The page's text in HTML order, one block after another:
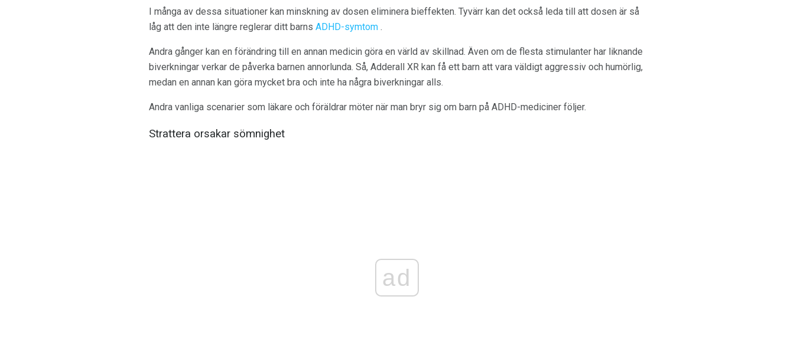
I många av dessa situationer kan minskning av dosen eliminera bieffekten. Tyvärr kan det också leda till att dosen är så
låg att den inte längre reglerar ditt barns ADHD-symtom .
Andra gånger kan en förändring till en annan medicin göra en värld av skillnad. Även om de flesta stimulanter har liknande
biverkningar verkar de påverka barnen annorlunda. Så, Adderall XR kan få ett barn att vara väldigt aggressiv och humörlig,
medan en annan kan göra mycket bra och inte ha några biverkningar alls.
Andra vanliga scenarier som läkare och föräldrar möter när man bryr sig om barn på ADHD-mediciner följer.
Strattera orsakar sömnighet
ad